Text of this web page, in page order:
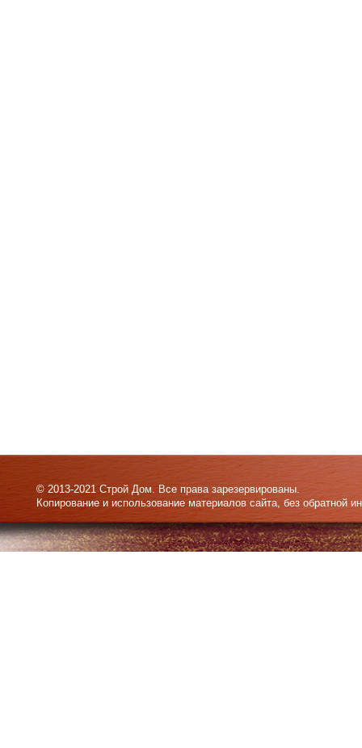
© 2013-2021 Строй Дом. Все права зарезервированы.
Копирование и использование материалов сайта, без обратной